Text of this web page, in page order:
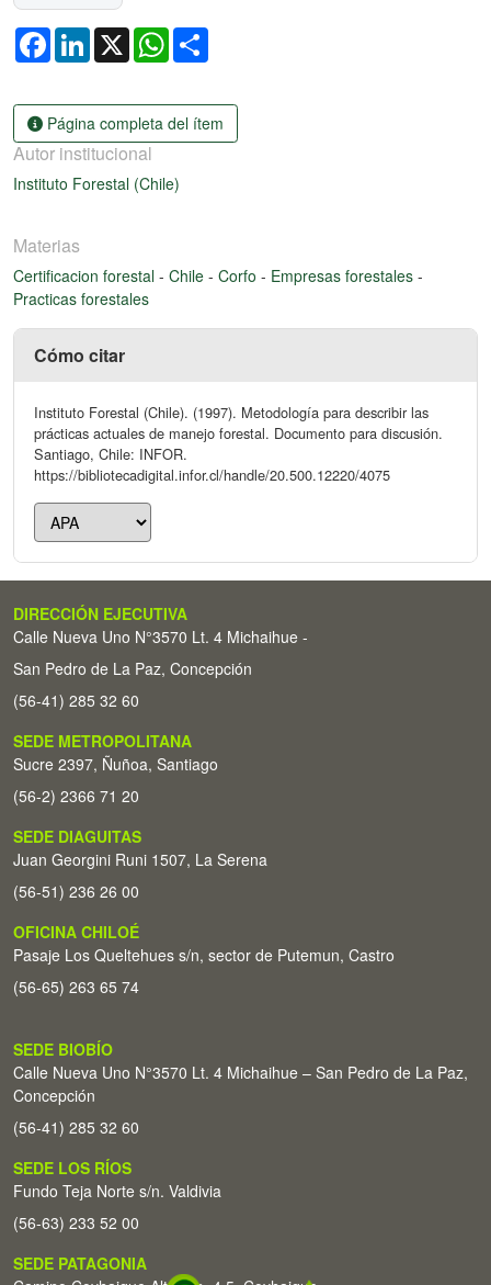
FacebookLinkedIn
X WhatsApp
Página completa del ítem
Autor institucional
Instituto Forestal (Chile)
Materias
Certificacion forestal - Chile - Corfo - Empresas forestales -
Practicas forestales
Cómo citar
Instituto Forestal (Chile). (1997). Metodología para describir las
prácticas actuales de manejo forestal. Documento para discusión.
Santiago, Chile: INFOR.
https://bibliotecadigital.infor.cl/handle/20.500.12220/4075
DIRECCIÓN EJECUTIVA
Calle Nueva Uno N°3570 Lt. 4 Michaihue -
San Pedro de La Paz, Concepción
(56-41) 285 32 60
SEDE METROPOLITANA
Sucre 2397, Ñuñoa, Santiago
(56-2) 2366 71 20
SEDE DIAGUITAS
Juan Georgini Runi 1507, La Serena
(56-51) 236 26 00
OFICINA CHILOÉ
Pasaje Los Queltehues s/n, sector de Putemun, Castro
(56-65) 263 65 74
SEDE BIOBÍO
Calle Nueva Uno N°3570 Lt. 4 Michaihue – San Pedro de La Paz,
Concepción
(56-41) 285 32 60
SEDE LOS RÍOS
Fundo Teja Norte s/n. Valdivia
(56-63) 233 52 00
SEDE PATAGONIA